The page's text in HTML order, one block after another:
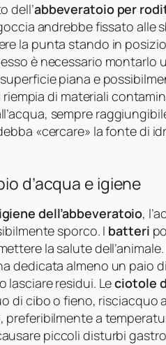
dell’abbeveratoio per
andrebbe fissato alle
la punta stando in
è necessario montarlo
piana e
di materiali
sempre
«cercare» la fonte di
d’acqua e igiene
igiene dell’abbeveratoio,
sporco. I batteri
la salute
dedicata almeno un paio
lasciare residui. Leciotole
di cibo o fieno, risciacquo
, preferibilmente a
piccoli disturbi